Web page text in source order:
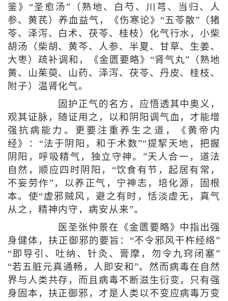
鉴》“圣愈汤”（熟地、白芍、川芎、当归、人
参、黄芪）养血益气，《伤寒论》“五苓散”（猪
苓、泽泻、白术、茯苓、桂枝）化气行水，小柴
胡汤（柴胡、黄芩、人参、半夏、甘草、生姜、
大枣）疏补调和，《金匮要略》“肾气丸”（熟地
黄、山茱萸、山药、泽泻、茯苓、丹皮、桂枝、
附子）温肾化气。
固护正气的名方，应悟透其中奥义，
观其证脉，随证用之，以和阴阳调气血，才能增
强抗病能力。更要注重养生之道，《黄帝内
经》：“法于阴阳，和于术数”“提挈天地，把握
阴阳，呼吸精气，独立守神。”天人合一，道法
自然，顺应四时阴阳，“饮食有节，起居有常，
不妄劳作”，以养正气，宁神志，培化源，固根
本。使“虚邪贼风，避之有时，恬淡虚无，真气
从之，精神内守，病安从来”。
医圣张仲景在《金匮要略》中指出强
身健体，扶正御邪的要旨：“不令邪风干杵经络”
“即导引、吐纳、针灸、膏摩，勿令九窍闭塞”
“若五脏元真通畅，人即安和”。然而病毒在自然
界与人类共存，而且病毒不断滋生衍变，只有强
身固本，扶正御邪，才是人类以不变应病毒万变